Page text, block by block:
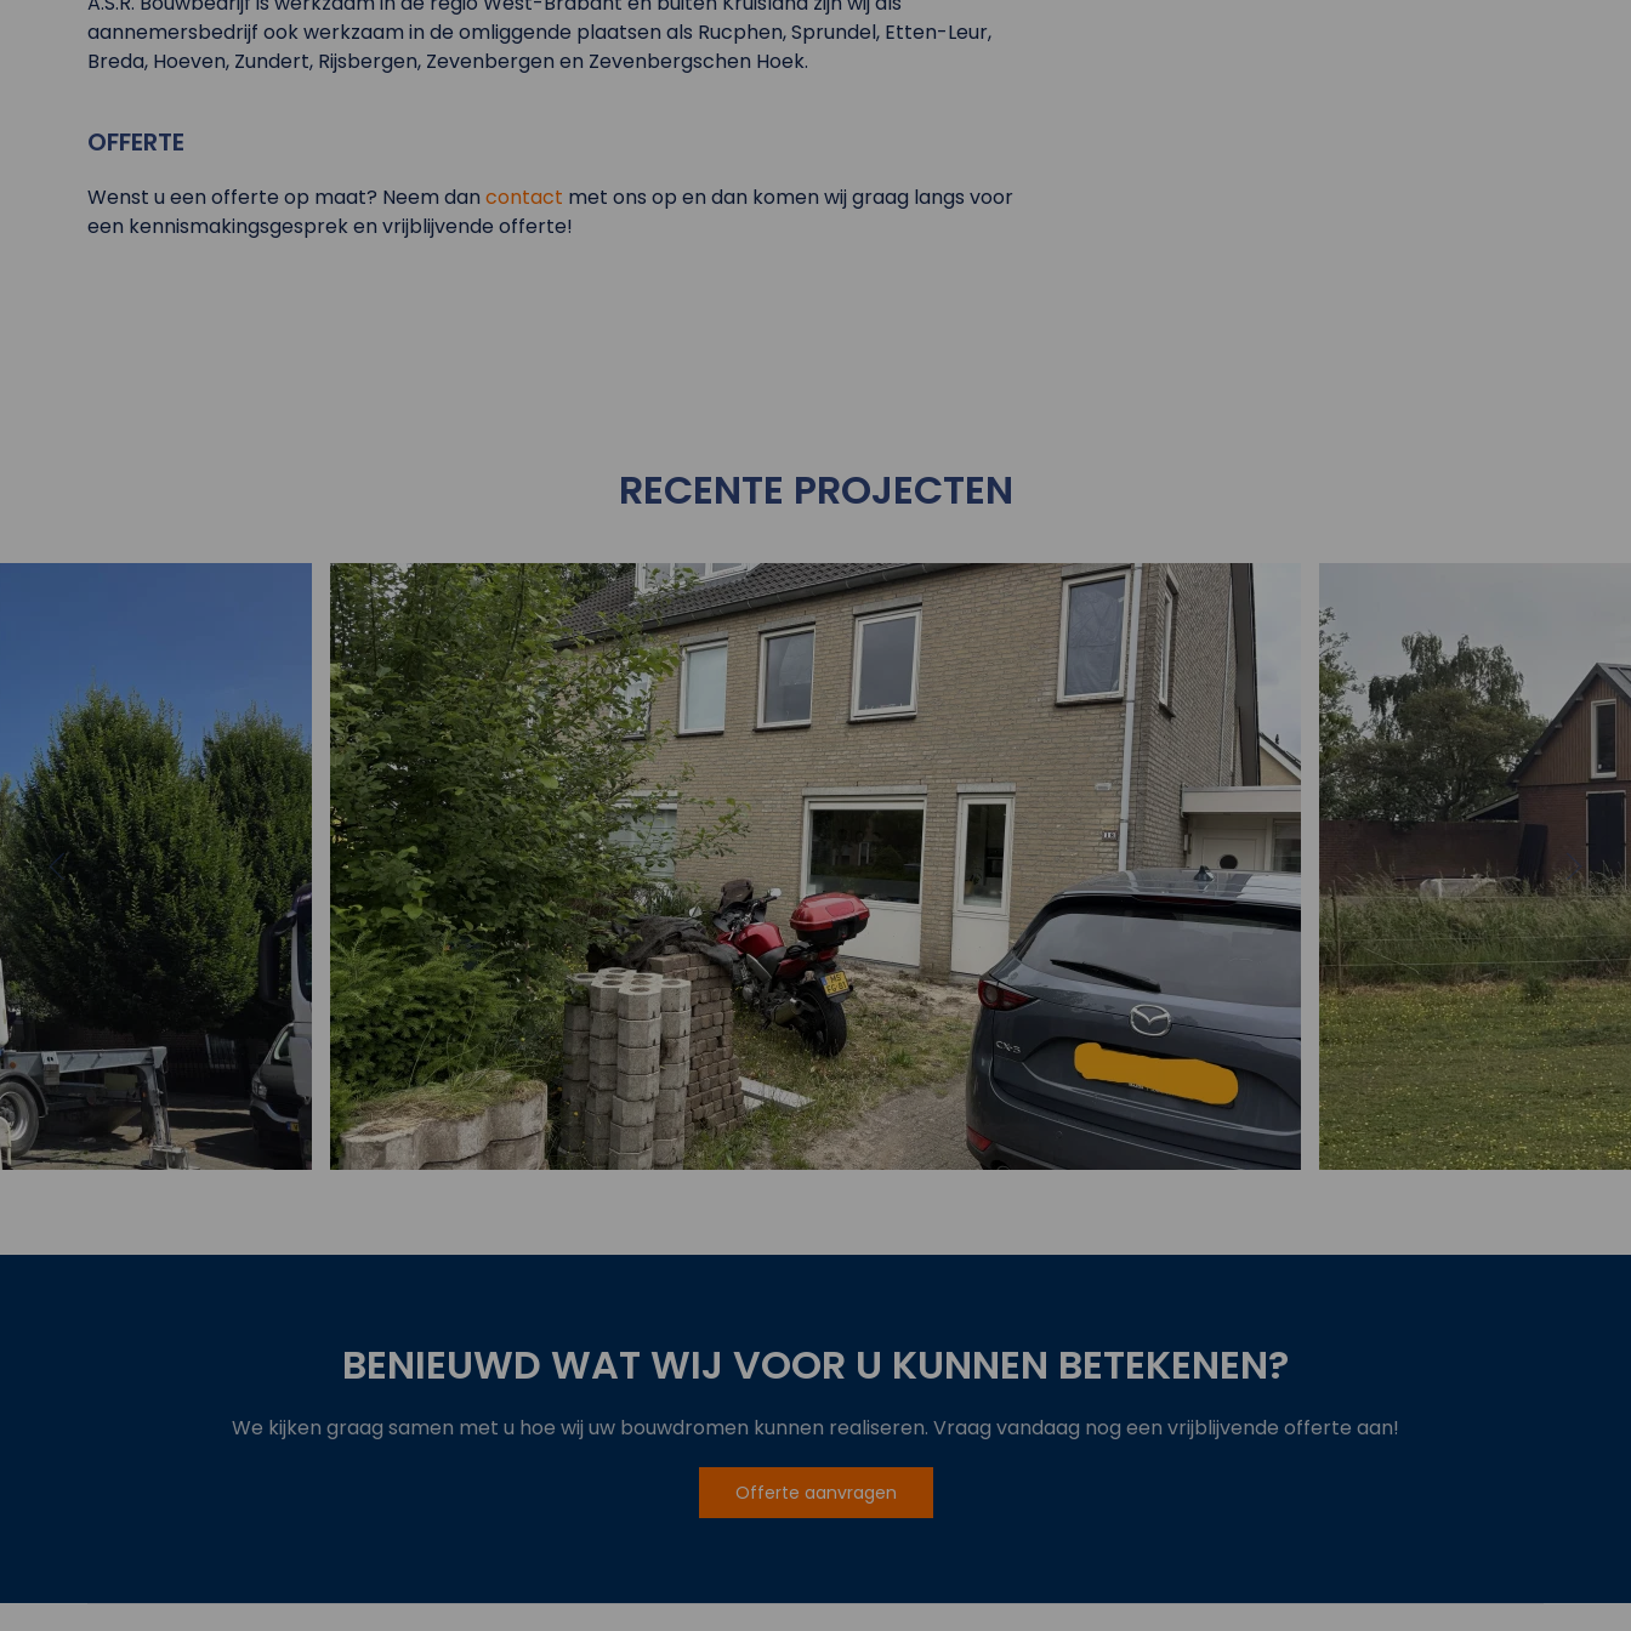
aannemersbedrijf ook werkzaam in de omliggende plaatsen als Rucphen, Sprundel, Etten-Leur,
Breda, Hoeven, Zundert, Rijsbergen, Zevenbergen en Zevenbergschen Hoek.
OFFERTE
Wenst u een offerte op maat? Neem dan contact met ons op en dan komen wij graag langs voor
een kennismakingsgesprek en vrijblijvende offerte!
RECENTE PROJECTEN
Bekijk project Bekijk project
BENIEUWD WAT WIJ VOOR U KUNNEN BETEKENEN?
We kijken graag samen met u hoe wij uw bouwdromen kunnen realiseren. Vraag vandaag nog een vrijblijvende offerte aan!
Offerte aanvragen